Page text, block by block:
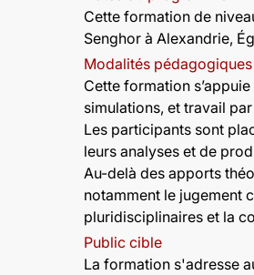
Cette formation de
Senghor à Alexandrie,
Modalités pédagogiques
Cette formation
simulations, et travail
Les participants sont
leurs analyses et de
Au-delà des apports
notamment le jugement
pluridisciplinaires et la
Public cible
La formation s'adresse